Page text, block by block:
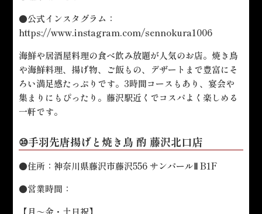
●公式インスタグラム：
https://www.instagram.com/sennokura1006
海鮮や居酒屋料理の食べ飲み放題が人気のお店。焼き鳥
や海鮮料理、揚げ物、ご飯もの、デザートまで豊富にそ
ろい満足感たっぷりです。3時間コースもあり、宴会や
集まりにもぴったり。藤沢駅近くでコスパよく楽しめる
一軒です。
⑩手羽先唐揚げと焼き鳥 酌 藤沢北口店
●住所：神奈川県藤沢市藤沢556 サンパールⅡ B1F
●営業時間：